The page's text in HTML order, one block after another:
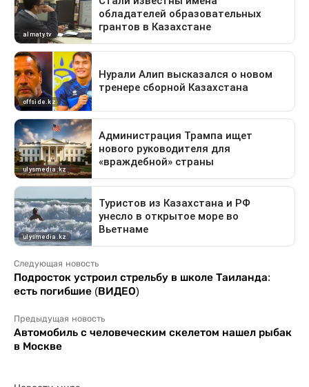
Следующая новость
Подросток устроил стрельбу в школе Таиланда:
есть погибшие (ВИДЕО)
Предыдущая новость
Автомобиль с человеческим скелетом нашел рыбак
в Москве